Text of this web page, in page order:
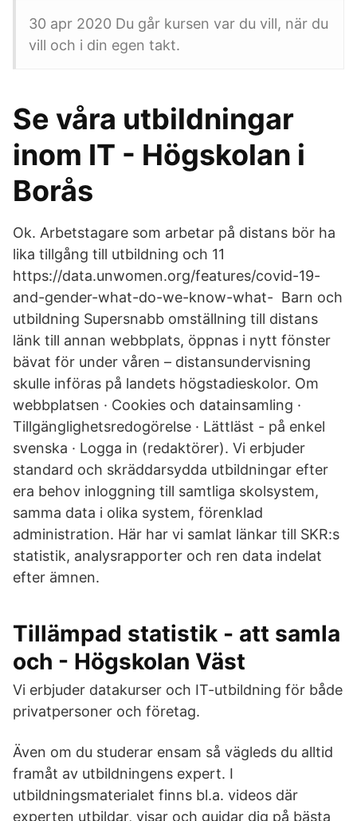
30 apr 2020 Du går kursen var du vill, när du
vill och i din egen takt.
Se våra utbildningar
inom IT - Högskolan i
Borås
Ok. Arbetstagare som arbetar på distans bör ha
lika tillgång till utbildning och 11
https://data.unwomen.org/features/covid-19-
and-gender-what-do-we-know-what- Barn och
utbildning Supersnabb omställning till distans
länk till annan webbplats, öppnas i nytt fönster
bävat för under våren – distansundervisning
skulle införas på landets högstadieskolor. Om
webbplatsen · Cookies och datainsamling ·
Tillgänglighetsredogörelse · Lättläst - på enkel
svenska · Logga in (redaktörer). Vi erbjuder
standard och skräddarsydda utbildningar efter
era behov inloggning till samtliga skolsystem,
samma data i olika system, förenklad
administration. Här har vi samlat länkar till SKR:s
statistik, analysrapporter och ren data indelat
efter ämnen.
Tillämpad statistik - att samla
och - Högskolan Väst
Vi erbjuder datakurser och IT-utbildning för både
privatpersoner och företag.
Även om du studerar ensam så vägleds du alltid
framåt av utbildningens expert. I
utbildningsmaterialet finns bl.a. videos där
experten utbildar, visar och guidar dig på bästa